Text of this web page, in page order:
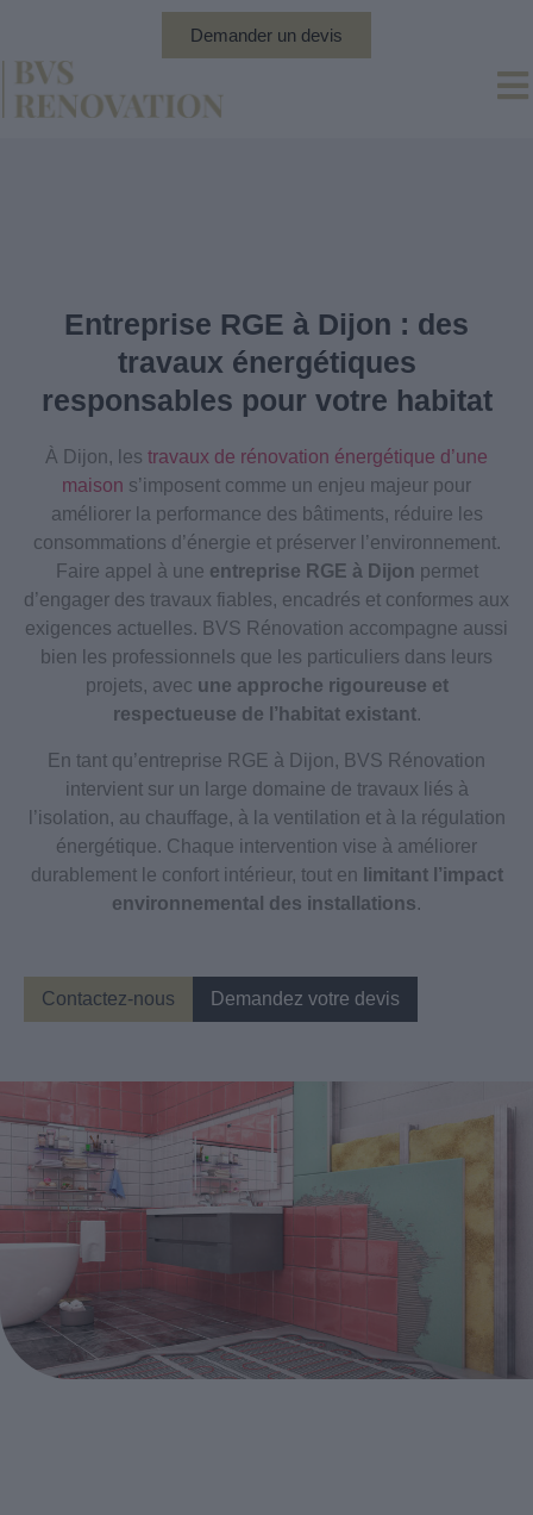
Demander un devis
Entreprise RGE à Dijon : des
travaux énergétiques
responsables pour votre habitat
À Dijon, les travaux de rénovation énergétique d’une
maison s’imposent comme un enjeu majeur pour
améliorer la performance des bâtiments, réduire les
consommations d’énergie et préserver l’environnement.
Faire appel à une entreprise RGE à Dijon permet
d’engager des travaux fiables, encadrés et conformes aux
exigences actuelles. BVS Rénovation accompagne aussi
bien les professionnels que les particuliers dans leurs
projets, avec une approche rigoureuse et
respectueuse de l’habitat existant.
En tant qu’entreprise RGE à Dijon, BVS Rénovation
intervient sur un large domaine de travaux liés à
l’isolation, au chauffage, à la ventilation et à la régulation
énergétique. Chaque intervention vise à améliorer
durablement le confort intérieur, tout en limitant l’impact
environnemental des installations.
Contactez-nous Demandez votre devis